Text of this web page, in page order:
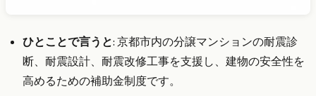
ひとことで言うと: 京都市内の分譲マンションの耐震診
断、耐震設計、耐震改修工事を支援し、建物の安全性を
高めるための補助金制度です。